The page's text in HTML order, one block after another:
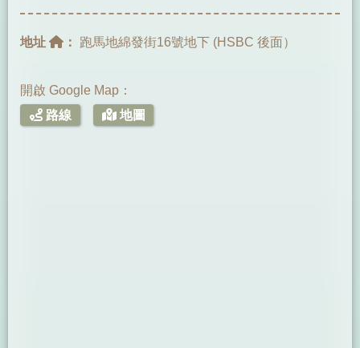
地址 ： 跑馬地綿發街16號地下 (HSBC 後面）
開啟 Google Map：
路線
地圖